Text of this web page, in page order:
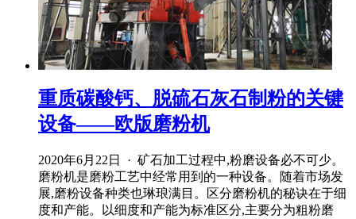
重质碳酸钙、脱硫石灰石制粉的关键
设备——欧版磨粉机
2020年6月22日 · 矿石加工过程中,粉磨设备必不可少。
磨粉机是磨粉工艺中经常用到的一种设备。随着市场发
展,磨粉设备种类也琳琅满目。区分磨粉机的秘诀在于细
度和产能。以细度和产能为标准区分,主要分为粗粉磨